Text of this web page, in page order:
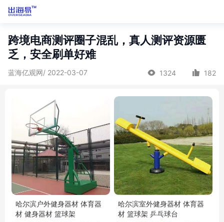
跨境电商测评圈子混乱，真人测评资源匮
乏，安全刷单好难
蓝海亿观网/ 2022-03-07 1324 182
哈尔滨户外健身器材 体育器
材 健身器材 篮球架
哈尔滨室外健身器材 体育器
材 篮球架 乒乓球台